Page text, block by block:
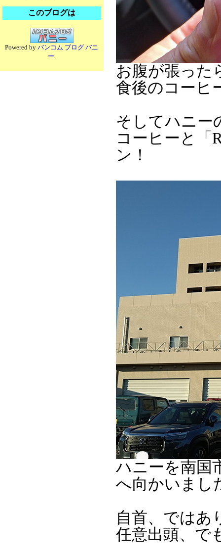
このブログは
Powered byバンコム ブログ バニ
ー.
お腹が張った
食後のコーヒ
そしてハニー
コーヒーと「
ン！
ハニーを南国
へ向かいまし
自首、ではあ
任意出頭、で